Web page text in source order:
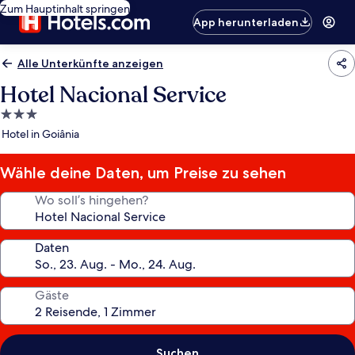
Zum Hauptinhalt springen
App herunterladen
Alle Unterkünfte anzeigen
Hotel Nacional Service
3.0-
Sterne-
Hotel in Goiânia
Wähle deine Daten, um Preise zu sehen
Wo soll’s hingehen?
Daten
Gäste